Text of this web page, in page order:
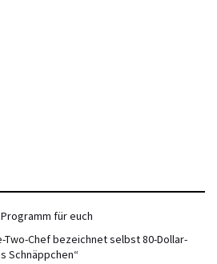
für euch
Two-Chef bezeichnet selbst 80-Dollar-
Schnäppchen“